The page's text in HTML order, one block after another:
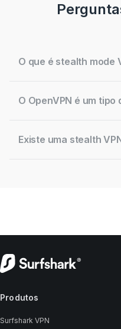
O que é stealth mode
O OpenVPN é um tipo
Existe uma stealth
Produtos
Surfshark VPN